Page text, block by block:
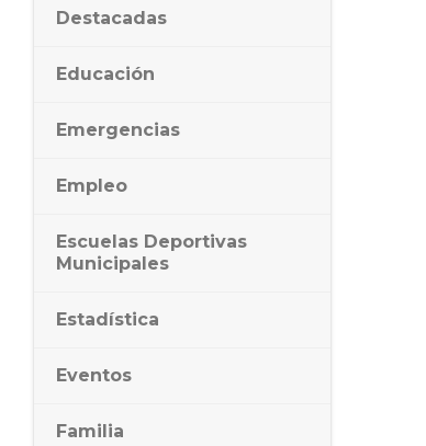
Destacadas
Educación
Emergencias
Empleo
Escuelas Deportivas
Municipales
Estadística
Eventos
Familia